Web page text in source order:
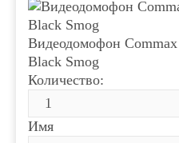
Видеодомофон
Black Smog
Количество:
Имя